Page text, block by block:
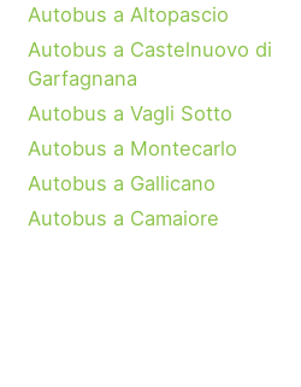
Autobus a Altopascio
Autobus a Castelnuovo di
Garfagnana
Autobus a Vagli Sotto
Autobus a Montecarlo
Autobus a Gallicano
Autobus a Camaiore